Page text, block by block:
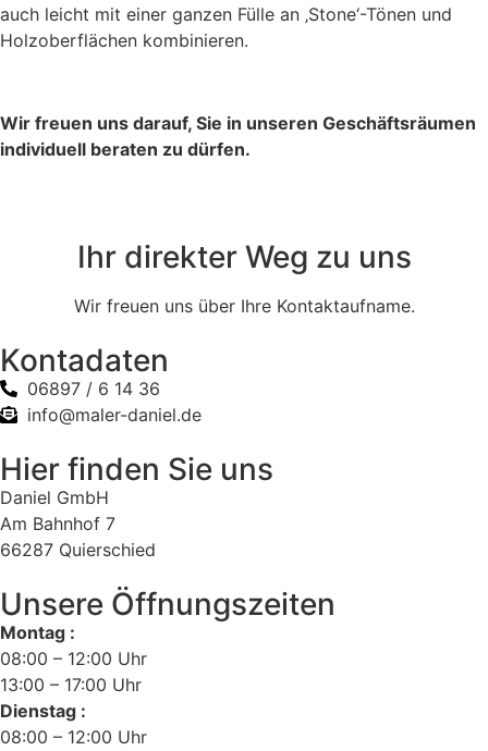
auch leicht mit einer ganzen Fülle an ‚Stone‘-Tönen und
Holzoberflächen kombinieren.
Wir freuen uns darauf, Sie in unseren Geschäftsräumen
individuell beraten zu dürfen.
Ihr direkter Weg zu uns
Wir freuen uns über Ihre Kontaktaufname.
Kontadaten
06897 / 6 14 36
info@maler-daniel.de
Hier finden Sie uns
Daniel GmbH
Am Bahnhof 7
66287 Quierschied
Unsere Öffnungszeiten
Montag :
08:00 – 12:00 Uhr
13:00 – 17:00 Uhr
Dienstag :
08:00 – 12:00 Uhr